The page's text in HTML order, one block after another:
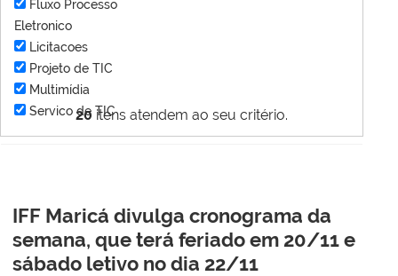
20 itens atendem ao seu critério.
Fluxo Processo
Eletronico
Licitacoes
Projeto de TIC
Multimídia
Servico de TIC
IFF Maricá divulga cronograma da
semana, que terá feriado em 20/11 e
sábado letivo no dia 22/11